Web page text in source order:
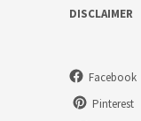
DISCLAIMER
Facebook
Pinterest